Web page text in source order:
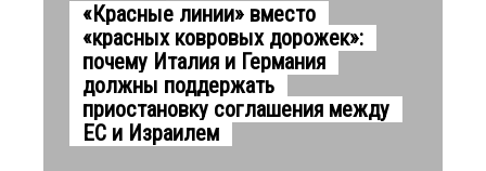
«Красные линии» вместо
«красных ковровых дорожек»:
почему Италия и Германия
должны поддержать
приостановку соглашения между
ЕС и Израилем